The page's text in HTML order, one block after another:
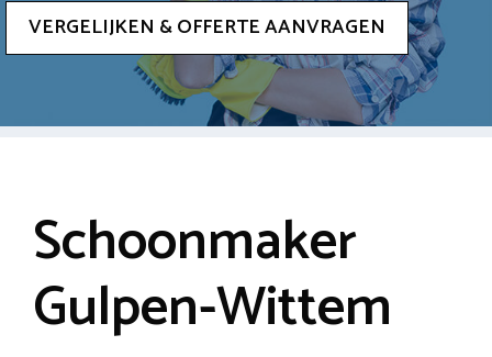
VERGELIJKEN & OFFERTE AANVRAGEN
Schoonmaker
Gulpen-Wittem